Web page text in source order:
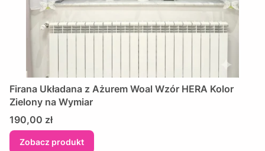
​Firana Układana z Ażurem Woal Wzór HERA Kolor
Zielony na Wymiar
Cena
190,00 zł
Zobacz produkt